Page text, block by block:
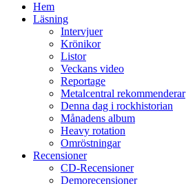
Hem
Läsning
Intervjuer
Krönikor
Listor
Veckans video
Reportage
Metalcentral rekommenderar
Denna dag i rockhistorian
Månadens album
Heavy rotation
Omröstningar
Recensioner
CD-Recensioner
Demorecensioner